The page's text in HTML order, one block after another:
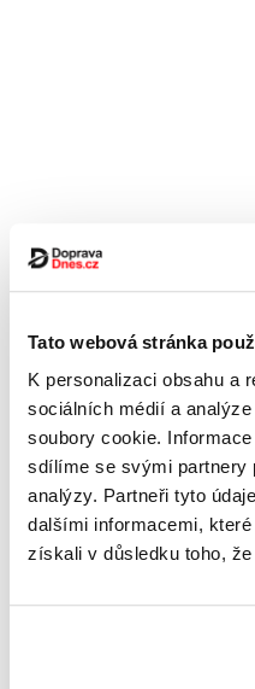
Tato webová stránka
K personalizaci obsahu a
sociálních médií a
soubory cookie.
sdílíme se svými partnery
analýzy. Partneři tyto
dalšími informacemi,
získali v důsledku toho,